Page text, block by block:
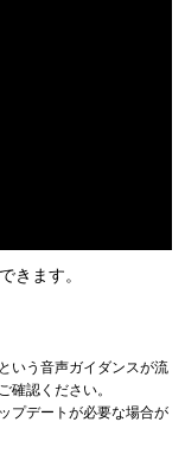
きます。
いう音声ガイダンスが流
確認ください。
プデートが必要な場合が